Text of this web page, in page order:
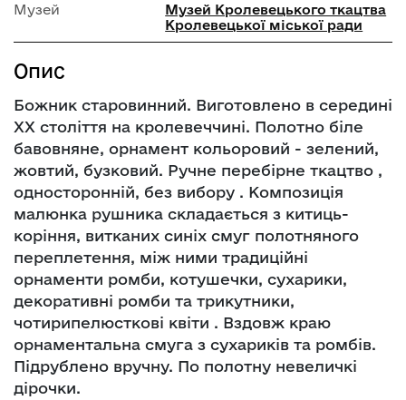
Музей
Музей Кролевецького ткацтва
Кролевецької міської ради
Опис
Божник старовинний. Виготовлено в середині
ХХ століття на кролевеччині. Полотно біле
бавовняне, орнамент кольоровий - зелений,
жовтий, бузковий. Ручне перебірне ткацтво ,
односторонній, без вибору . Композиція
малюнка рушника складається з китиць-
коріння, витканих синіх смуг полотняного
переплетення, між ними традиційні
орнаменти ромби, котушечки, сухарики,
декоративні ромби та трикутники,
чотирипелюсткові квіти . Вздовж краю
орнаментальна смуга з сухариків та ромбів.
Підрублено вручну. По полотну невеличкі
дірочки.